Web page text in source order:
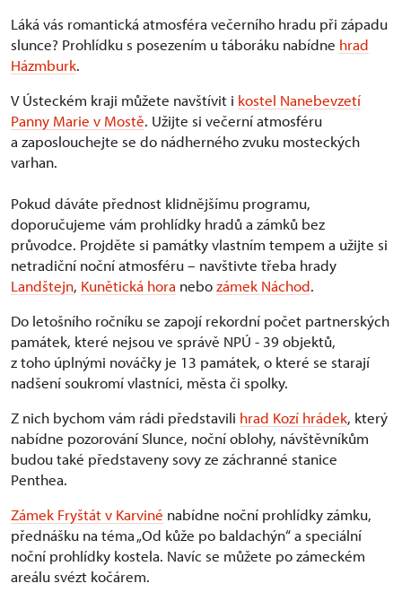
Láká vás romantická atmosféra večerního hradu při západu
slunce? Prohlídku s posezením u táboráku nabídne hrad
Házmburk.
V Ústeckém kraji můžete navštívit i kostel Nanebevzetí
Panny Marie v Mostě. Užijte si večerní atmosféru
a zaposlouchejte se do nádherného zvuku mosteckých
varhan.
Pokud dáváte přednost klidnějšímu programu,
doporučujeme vám prohlídky hradů a zámků bez
průvodce. Projděte si památky vlastním tempem a užijte si
netradiční noční atmosféru – navštivte třeba hrady
Landštejn, Kunětická hora nebozámek Náchod.
Do letošního ročníku se zapojí rekordní počet partnerských
památek, které nejsou ve správě NPÚ - 39 objektů,
z toho úplnými nováčky je 13 památek, o které se starají
nadšení soukromí vlastníci, města či spolky.
Z nich bychom vám rádi představili hrad Kozí hrádek, který
nabídne pozorování Slunce, noční oblohy, návštěvníkům
budou také představeny sovy ze záchranné stanice
Penthea.
Zámek Fryštát v Karviné nabídne noční prohlídky zámku,
přednášku na téma „Od kůže po baldachýn“ a speciální
noční prohlídky kostela. Navíc se můžete po zámeckém
areálu svézt kočárem.